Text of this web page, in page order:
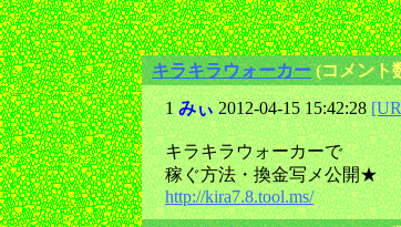
キラキラウォーカー(コメント
1みぃ2012-04-15 15:42:28
キラキラウォーカーで
稼ぐ方法・換金写メ公開★
http://kira7.8.tool.ms/